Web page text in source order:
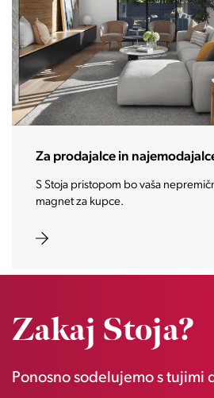
Za prodajalce in
S Stoja pristopom bo vaša
magnet za kupce.
Zakaj Stoja?
Ponosno sodelujemo s tujimi